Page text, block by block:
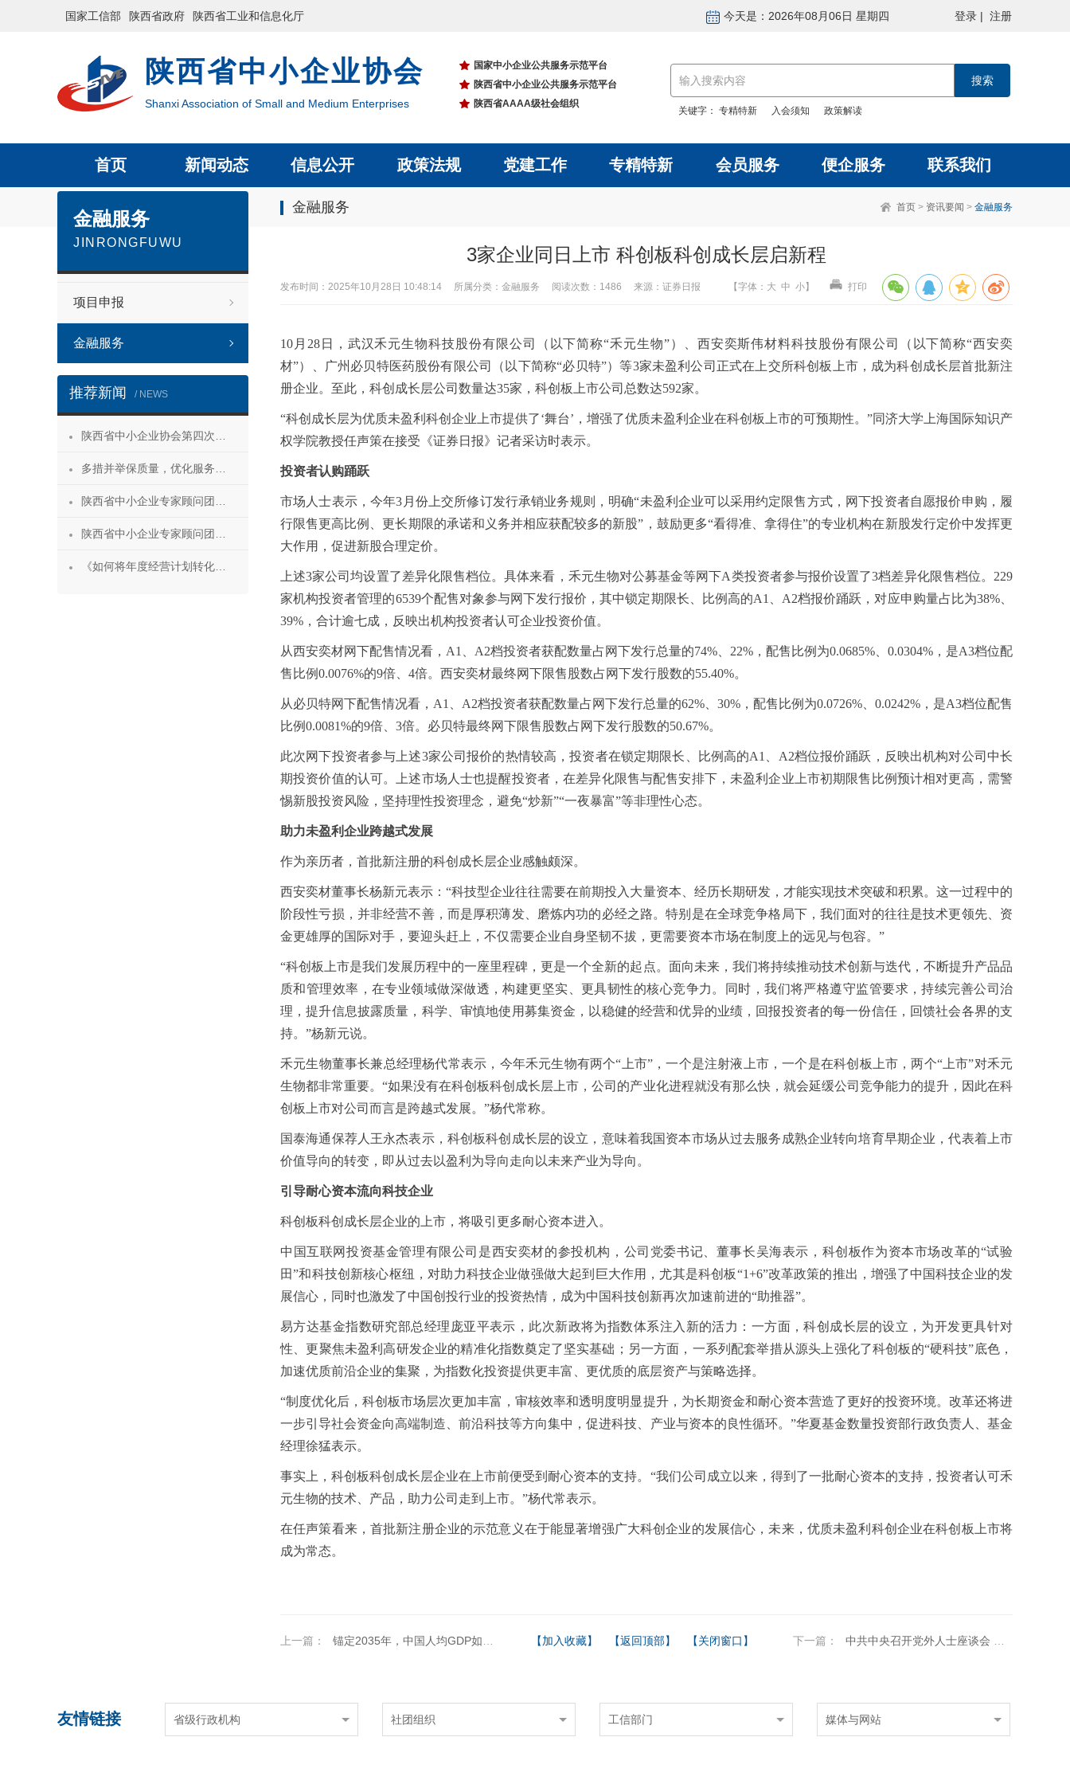
国家工信部 陕西省政府 陕西省工业和信息化厅 登录| 注册
今天是：2026年08月06日 星期四
陕西省中小企业协会
Shanxi Association of Small and Medium Enterprises
国家中小企业公共服务示范平台
陕西省中小企业公共服务示范平台
陕西省AAAA级社会组织
关键字： 专精特新 入会须知 政策解读
首页 新闻动态 信息公开 政策法规 党建工作 专精特新 会员服务 便企服务 联系我们
金融服务 首页 > 资讯要闻 > 金融服务
金融服务
JINRONGFUWU
项目申报
金融服务
推荐新闻 / NEWS
3家企业同日上市 科创板科创成长层启新程
发布时间：2025年10月28日 10:48:14 所属分类：金融服务 阅读次数：1486 来源：证券日报 【字体 ： 大 中 小】 打印
10月28日，武汉禾元生物科技股份有限公司（以下简称“禾元生物”）、西安奕斯伟材料科技股份有限公司（以下简称“西安奕
材”）、广州必贝特医药股份有限公司（以下简称“必贝特”）等3家未盈利公司正式在上交所科创板上市，成为科创成长层首批新注
册企业。至此，科创成长层公司数量达35家，科创板上市公司总数达592家。
“科创成长层为优质未盈利科创企业上市提供了‘舞台’，增强了优质未盈利企业在科创板上市的可预期性。”同济大学上海国际知识产
权学院教授任声策在接受《证券日报》记者采访时表示。
投资者认购踊跃
市场人士表示，今年3月份上交所修订发行承销业务规则，明确“未盈利企业可以采用约定限售方式，网下投资者自愿报价申购，履
行限售更高比例、更长期限的承诺和义务并相应获配较多的新股”，鼓励更多“看得准、拿得住”的专业机构在新股发行定价中发挥更
大作用，促进新股合理定价。
上述3家公司均设置了差异化限售档位。具体来看，禾元生物对公募基金等网下A类投资者参与报价设置了3档差异化限售档位。229
家机构投资者管理的6539个配售对象参与网下发行报价，其中锁定期限长、比例高的A1、A2档报价踊跃，对应申购量占比为38%、
39%，合计逾七成，反映出机构投资者认可企业投资价值。
从西安奕材网下配售情况看，A1、A2档投资者获配数量占网下发行总量的74%、22%，配售比例为0.0685%、0.0304%，是A3档位配
售比例0.0076%的9倍、4倍。西安奕材最终网下限售股数占网下发行股数的55.40%。
从必贝特网下配售情况看，A1、A2档投资者获配数量占网下发行总量的62%、30%，配售比例为0.0726%、0.0242%，是A3档位配售
比例0.0081%的9倍、3倍。必贝特最终网下限售股数占网下发行股数的50.67%。
此次网下投资者参与上述3家公司报价的热情较高，投资者在锁定期限长、比例高的A1、A2档位报价踊跃，反映出机构对公司中长
期投资价值的认可。上述市场人士也提醒投资者，在差异化限售与配售安排下，未盈利企业上市初期限售比例预计相对更高，需警
惕新股投资风险，坚持理性投资理念，避免“炒新”“一夜暴富”等非理性心态。
助力未盈利企业跨越式发展
作为亲历者，首批新注册的科创成长层企业感触颇深。
西安奕材董事长杨新元表示：“科技型企业往往需要在前期投入大量资本、经历长期研发，才能实现技术突破和积累。这一过程中的
阶段性亏损，并非经营不善，而是厚积薄发、磨炼内功的必经之路。特别是在全球竞争格局下，我们面对的往往是技术更领先、资
金更雄厚的国际对手，要迎头赶上，不仅需要企业自身坚韧不拔，更需要资本市场在制度上的远见与包容。”
“科创板上市是我们发展历程中的一座里程碑，更是一个全新的起点。面向未来，我们将持续推动技术创新与迭代，不断提升产品品
质和管理效率，在专业领域做深做透，构建更坚实、更具韧性的核心竞争力。同时，我们将严格遵守监管要求，持续完善公司治
理，提升信息披露质量，科学、审慎地使用募集资金，以稳健的经营和优异的业绩，回报投资者的每一份信任，回馈社会各界的支
持。”杨新元说。
禾元生物董事长兼总经理杨代常表示，今年禾元生物有两个“上市”，一个是注射液上市，一个是在科创板上市，两个“上市”对禾元
生物都非常重要。“如果没有在科创板科创成长层上市，公司的产业化进程就没有那么快，就会延缓公司竞争能力的提升，因此在科
创板上市对公司而言是跨越式发展。”杨代常称。
国泰海通保荐人王永杰表示，科创板科创成长层的设立，意味着我国资本市场从过去服务成熟企业转向培育早期企业，代表着上市
价值导向的转变，即从过去以盈利为导向走向以未来产业为导向。
引导耐心资本流向科技企业
科创板科创成长层企业的上市，将吸引更多耐心资本进入。
中国互联网投资基金管理有限公司是西安奕材的参投机构，公司党委书记、董事长吴海表示，科创板作为资本市场改革的“试验
田”和科技创新核心枢纽，对助力科技企业做强做大起到巨大作用，尤其是科创板“1+6”改革政策的推出，增强了中国科技企业的发
展信心，同时也激发了中国创投行业的投资热情，成为中国科技创新再次加速前进的“助推器”。
易方达基金指数研究部总经理庞亚平表示，此次新政将为指数体系注入新的活力：一方面，科创成长层的设立，为开发更具针对
性、更聚焦未盈利高研发企业的精准化指数奠定了坚实基础；另一方面，一系列配套举措从源头上强化了科创板的“硬科技”底色，
加速优质前沿企业的集聚，为指数化投资提供更丰富、更优质的底层资产与策略选择。
“制度优化后，科创板市场层次更加丰富，审核效率和透明度明显提升，为长期资金和耐心资本营造了更好的投资环境。改革还将进
一步引导社会资金向高端制造、前沿科技等方向集中，促进科技、产业与资本的良性循环。”华夏基金数量投资部行政负责人、基金
经理徐猛表示。
事实上，科创板科创成长层企业在上市前便受到耐心资本的支持。“我们公司成立以来，得到了一批耐心资本的支持，投资者认可禾
元生物的技术、产品，助力公司走到上市。”杨代常表示。
在任声策看来，首批新注册企业的示范意义在于能显著增强广大科创企业的发展信心，未来，优质未盈利科创企业在科创板上市将
成为常态。
上一篇： 锚定2035年，中国人均GDP如何实现跨越？ 【加入收藏】 【返回顶部】 【关闭窗口】 下一篇： 中共中央召开党外人士座谈会 习近平主持并发表重要讲话
友情链接 省级行政机构 社团组织 工信部门 媒体与网站